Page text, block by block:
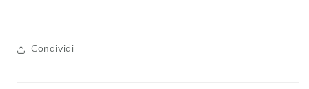
Condividi